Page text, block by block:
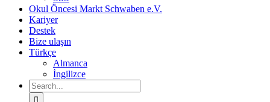
Okul Öncesi Markt Schwaben e.V.
Kariyer
Destek
Bize ulaşın
Türkçe
Almanca
İngilizce
Search
for: